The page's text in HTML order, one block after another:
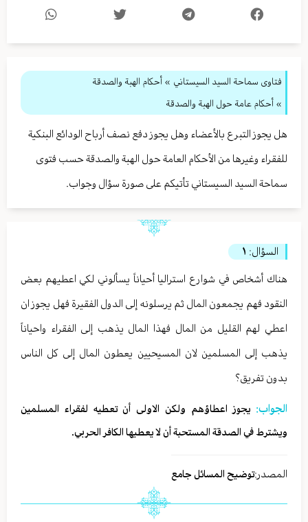
فتاوى سماحة السيد السيستاني » أحكام الهبة والصدقة
» أحكام عامة حول الهبة والصدقة
هل يجوز التبرع بالأعضاء وهل يجوز دفع نصف أرباح الودائع البنكية
للفقراء وغيرها من الأحكام العامة حول الهبة والصدقة حسب فتوى
سماحة السيد السيستاني تأتيكم على صورة سؤال وجواب.
السؤال: ١
هناك أشخاص في شوارع استراليا أحياناً يسألوني لكي اعطيهم بعض
النقود فهم يجمعون المال ثم يرسلونه إلى الدول الفقيرة فهل يجوز ان
اعطي لهم القليل من المال فهذا المال يذهب إلى الفقراء واحياناً
يذهب إلى المسلمين لان المسيحيين يعطون المال إلى كل الناس
بدون تفريق؟
الجواب: يجوز اعطاؤهم ولكن الاولى أن تعطيه لفقراء المسلمين
ويشترط في الصدقة المستحبة أن لا يعطيها الكافر الحربي.
المصدر:توضيح المسائل جامع